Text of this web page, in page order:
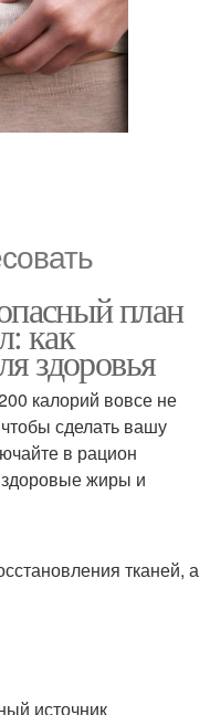
план
как
здоровья
калорий вовсе не
сделать вашу
в рацион
здоровые жиры и
тканей, а
источник